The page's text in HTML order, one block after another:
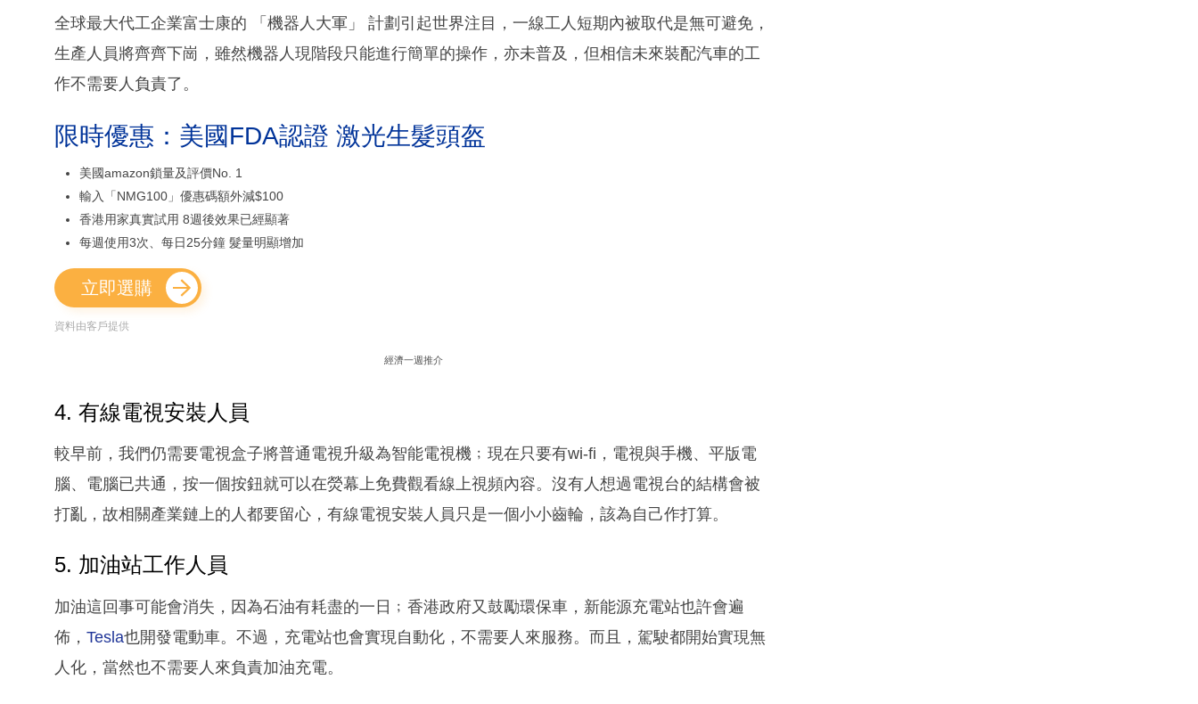
全球最大代工企業富士康的 「機器人大軍」 計劃引起世界注目，一線工人短期內被取代是無可避免，
生產人員將齊齊下崗，雖然機器人現階段只能進行簡單的操作，亦未普及，但相信未來裝配汽車的工
作不需要人負責了。
限時優惠：美國FDA認證 激光生髮頭盔
美國amazon鎖量及評價No. 1
輸入「NMG100」優惠碼額外減$100
香港用家真實試用 8週後效果已經顯著
每週使用3次、每日25分鐘 髮量明顯增加
立即選購
資料由客戶提供
經濟一週推介
4. 有線電視安裝人員
較早前，我們仍需要電視盒子將普通電視升級為智能電視機﹔現在只要有wi-fi，電視與手機、平版電
腦、電腦已共通，按一個按鈕就可以在熒幕上免費觀看線上視頻內容。沒有人想過電視台的結構會被
打亂，故相關產業鏈上的人都要留心，有線電視安裝人員只是一個小小齒輪，該為自己作打算。
5. 加油站工作人員
加油這回事可能會消失，因為石油有耗盡的一日﹔香港政府又鼓勵環保車，新能源充電站也許會遍
佈， Tesla也開發電動車。不過，充電站也會實現自動化，不需要人來服務。而且，駕駛都開始實現無
人化，當然也不需要人來負責加油充電。